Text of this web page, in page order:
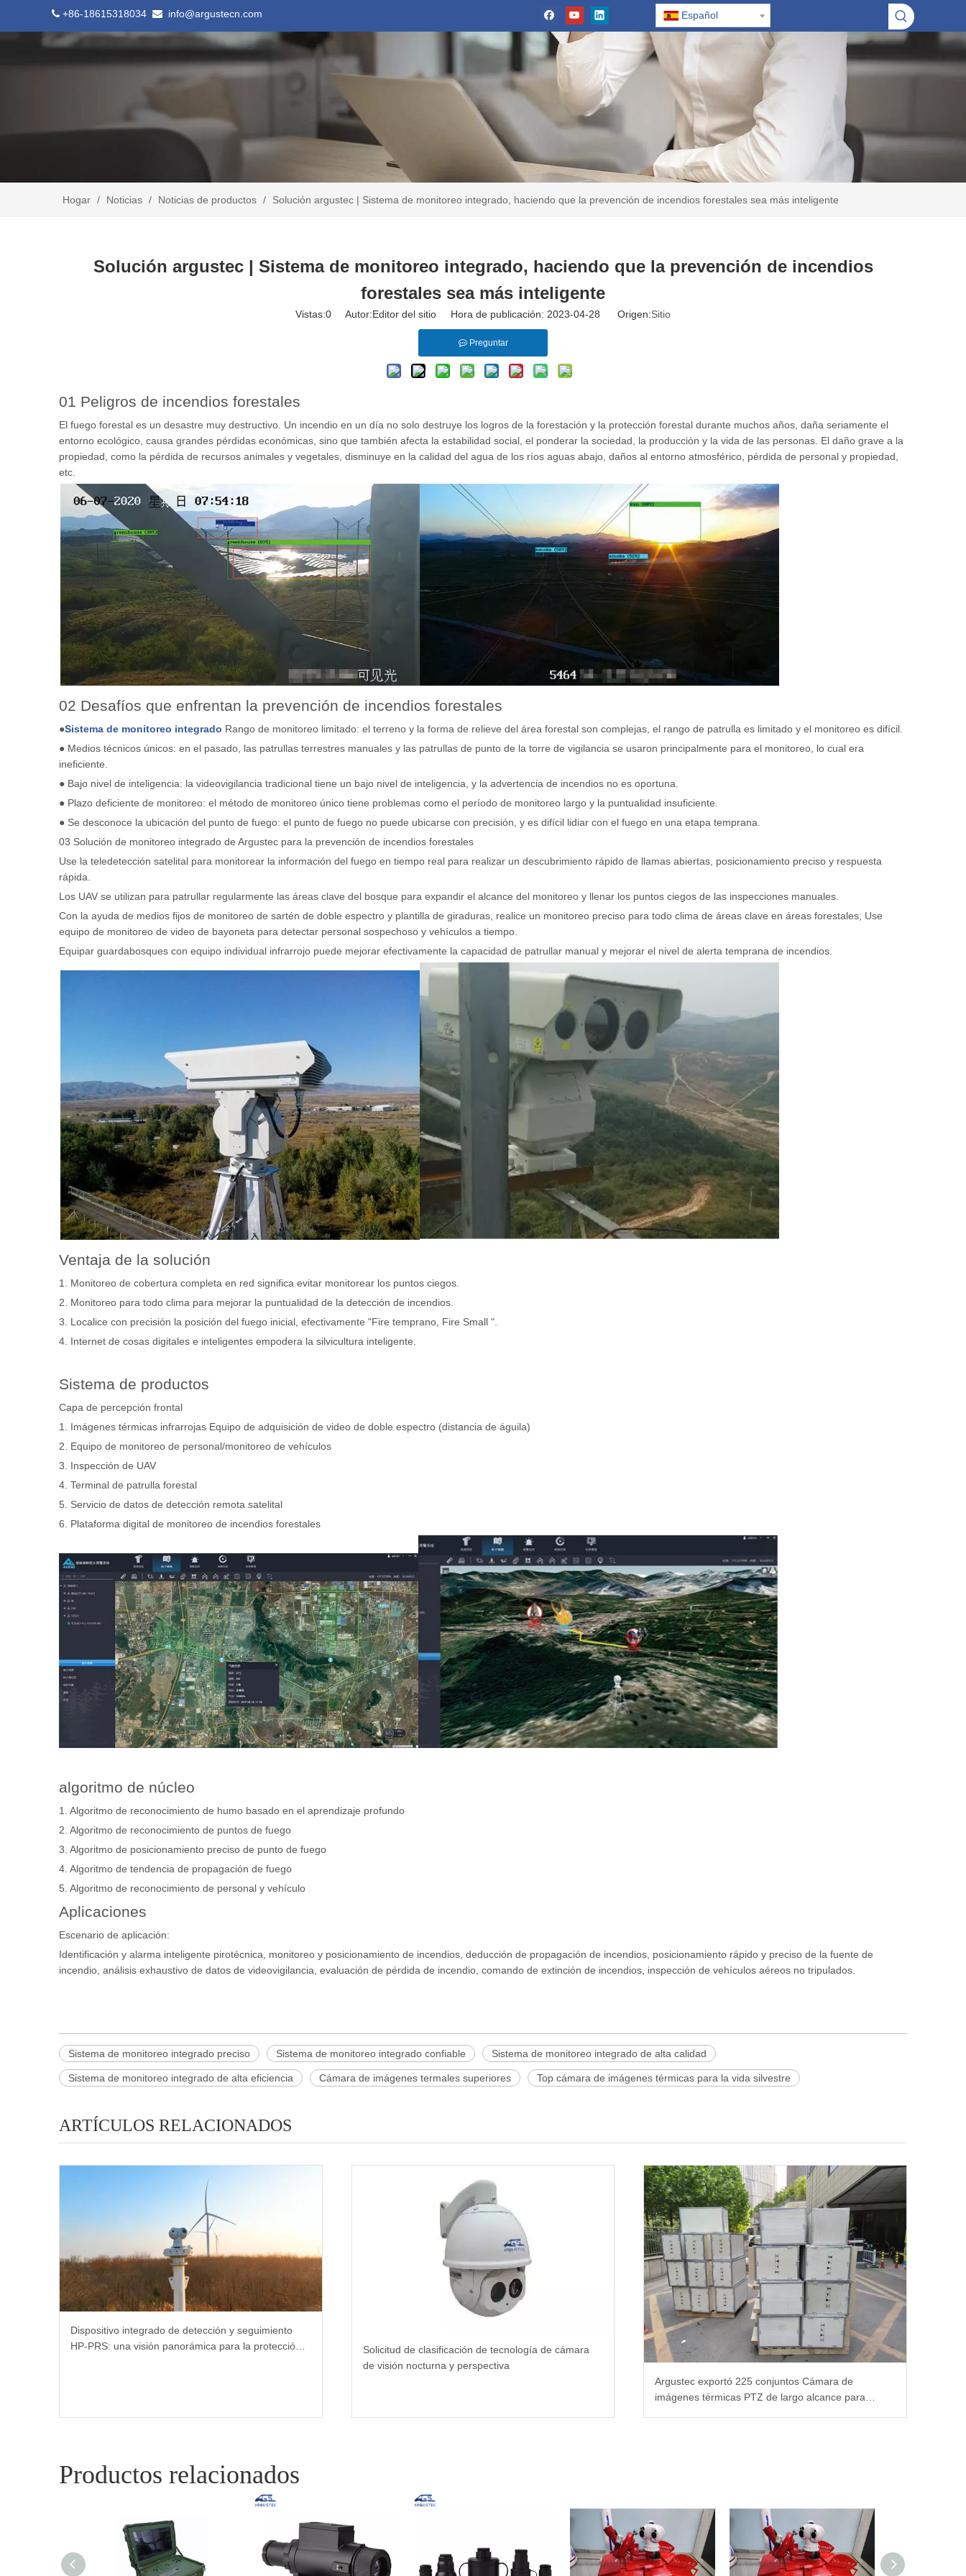
 +86-18615318034  info@argustecn.com Español
Hogar / Noticias / Noticias de productos / Solución argustec | Sistema de monitoreo integrado, haciendo que la prevención de incendios forestales sea más inteligente
Solución argustec | Sistema de monitoreo integrado, haciendo que la prevención de incendios
forestales sea más inteligente
Vistas:0 Autor:Editor del sitio Hora de publicación: 2023-04-28 Origen:Sitio
Preguntar
01 Peligros de incendios forestales
El fuego forestal es un desastre muy destructivo. Un incendio en un día no solo destruye los logros de la forestación y la protección forestal durante muchos años, daña seriamente el
entorno ecológico, causa grandes pérdidas económicas, sino que también afecta la estabilidad social, el ponderar la sociedad, la producción y la vida de las personas. El daño grave a la
propiedad, como la pérdida de recursos animales y vegetales, disminuye en la calidad del agua de los ríos aguas abajo, daños al entorno atmosférico, pérdida de personal y propiedad,
etc.
02 Desafíos que enfrentan la prevención de incendios forestales
●Sistema de monitoreo integrado Rango de monitoreo limitado: el terreno y la forma de relieve del área forestal son complejas, el rango de patrulla es limitado y el monitoreo es difícil.
● Medios técnicos únicos: en el pasado, las patrullas terrestres manuales y las patrullas de punto de la torre de vigilancia se usaron principalmente para el monitoreo, lo cual era
ineficiente.
● Bajo nivel de inteligencia: la videovigilancia tradicional tiene un bajo nivel de inteligencia, y la advertencia de incendios no es oportuna.
● Plazo deficiente de monitoreo: el método de monitoreo único tiene problemas como el período de monitoreo largo y la puntualidad insuficiente.
● Se desconoce la ubicación del punto de fuego: el punto de fuego no puede ubicarse con precisión, y es difícil lidiar con el fuego en una etapa temprana.
03 Solución de monitoreo integrado de Argustec para la prevención de incendios forestales
Use la teledetección satelital para monitorear la información del fuego en tiempo real para realizar un descubrimiento rápido de llamas abiertas, posicionamiento preciso y respuesta
rápida.
Los UAV se utilizan para patrullar regularmente las áreas clave del bosque para expandir el alcance del monitoreo y llenar los puntos ciegos de las inspecciones manuales.
Con la ayuda de medios fijos de monitoreo de sartén de doble espectro y plantilla de giraduras, realice un monitoreo preciso para todo clima de áreas clave en áreas forestales; Use
equipo de monitoreo de video de bayoneta para detectar personal sospechoso y vehículos a tiempo.
Equipar guardabosques con equipo individual infrarrojo puede mejorar efectivamente la capacidad de patrullar manual y mejorar el nivel de alerta temprana de incendios.
Ventaja de la solución
1. Monitoreo de cobertura completa en red significa evitar monitorear los puntos ciegos.
2. Monitoreo para todo clima para mejorar la puntualidad de la detección de incendios.
3. Localice con precisión la posición del fuego inicial, efectivamente "Fire temprano, Fire Small ".
4. Internet de cosas digitales e inteligentes empodera la silvicultura inteligente.
Sistema de productos
Capa de percepción frontal
1. Imágenes térmicas infrarrojas Equipo de adquisición de video de doble espectro (distancia de águila)
2. Equipo de monitoreo de personal/monitoreo de vehículos
3. Inspección de UAV
4. Terminal de patrulla forestal
5. Servicio de datos de detección remota satelital
6. Plataforma digital de monitoreo de incendios forestales
algoritmo de núcleo
1. Algoritmo de reconocimiento de humo basado en el aprendizaje profundo
2. Algoritmo de reconocimiento de puntos de fuego
3. Algoritmo de posicionamiento preciso de punto de fuego
4. Algoritmo de tendencia de propagación de fuego
5. Algoritmo de reconocimiento de personal y vehículo
Aplicaciones
Escenario de aplicación:
Identificación y alarma inteligente pirotécnica, monitoreo y posicionamiento de incendios, deducción de propagación de incendios, posicionamiento rápido y preciso de la fuente de
incendio, análisis exhaustivo de datos de videovigilancia, evaluación de pérdida de incendio, comando de extinción de incendios, inspección de vehículos aéreos no tripulados.
Sistema de monitoreo integrado preciso Sistema de monitoreo integrado confiable Sistema de monitoreo integrado de alta calidad
Sistema de monitoreo integrado de alta eficiencia Cámara de imágenes termales superiores Top cámara de imágenes térmicas para la vida silvestre
ARTÍCULOS RELACIONADOS
Dispositivo integrado de detección y seguimiento
HP-PRS: una visión panorámica para la protección
Solicitud de clasificación de tecnología de cámara
de visión nocturna y perspectiva
Argustec exportó 225 conjuntos Cámara de
imágenes térmicas PTZ de largo alcance para
Productos relacionados